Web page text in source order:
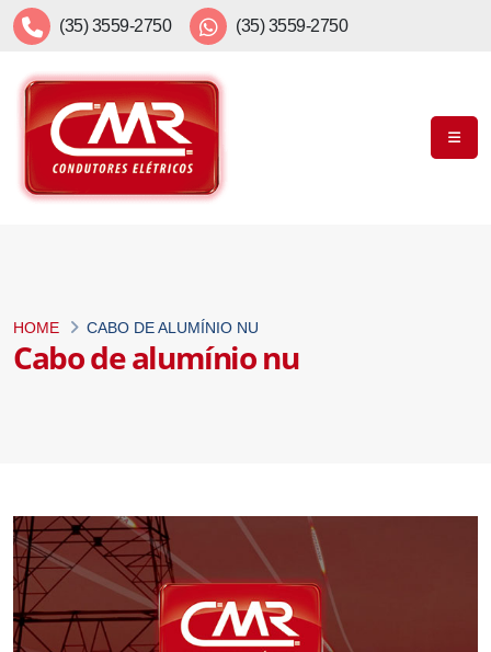
(35) 3559-2750 (35) 3559-2750
Cabo de alumínio nu
HOME CABO DE ALUMÍNIO NU